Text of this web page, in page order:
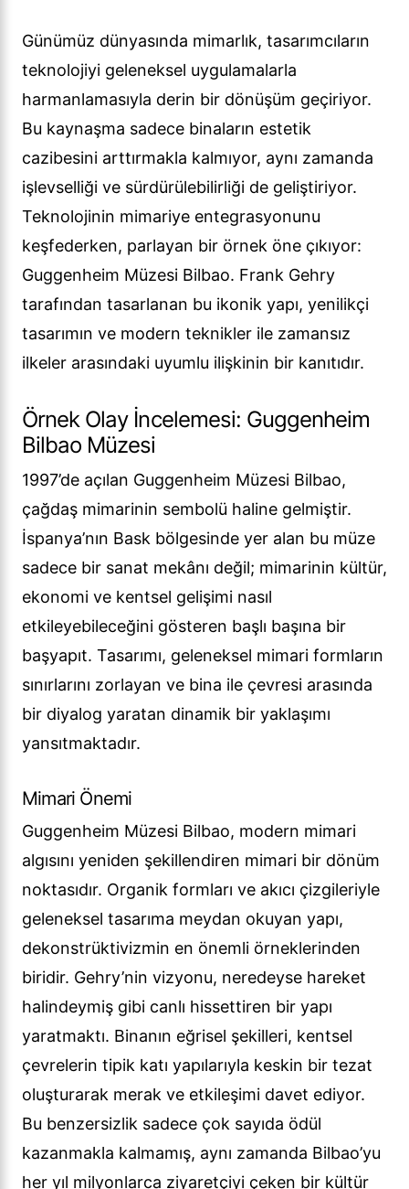
Günümüz dünyasında mimarlık, tasarımcıların
teknolojiyi geleneksel uygulamalarla
harmanlamasıyla derin bir dönüşüm geçiriyor.
Bu kaynaşma sadece binaların estetik
cazibesini arttırmakla kalmıyor, aynı zamanda
işlevselliği ve sürdürülebilirliği de geliştiriyor.
Teknolojinin mimariye entegrasyonunu
keşfederken, parlayan bir örnek öne çıkıyor:
Guggenheim Müzesi Bilbao. Frank Gehry
tarafından tasarlanan bu ikonik yapı, yenilikçi
tasarımın ve modern teknikler ile zamansız
ilkeler arasındaki uyumlu ilişkinin bir kanıtıdır.
Örnek Olay İncelemesi: Guggenheim
Bilbao Müzesi
1997’de açılan Guggenheim Müzesi Bilbao,
çağdaş mimarinin sembolü haline gelmiştir.
İspanya’nın Bask bölgesinde yer alan bu müze
sadece bir sanat mekânı değil; mimarinin kültür,
ekonomi ve kentsel gelişimi nasıl
etkileyebileceğini gösteren başlı başına bir
başyapıt. Tasarımı, geleneksel mimari formların
sınırlarını zorlayan ve bina ile çevresi arasında
bir diyalog yaratan dinamik bir yaklaşımı
yansıtmaktadır.
Mimari Önemi
Guggenheim Müzesi Bilbao, modern mimari
algısını yeniden şekillendiren mimari bir dönüm
noktasıdır. Organik formları ve akıcı çizgileriyle
geleneksel tasarıma meydan okuyan yapı,
dekonstrüktivizmin en önemli örneklerinden
biridir. Gehry’nin vizyonu, neredeyse hareket
halindeymiş gibi canlı hissettiren bir yapı
yaratmaktı. Binanın eğrisel şekilleri, kentsel
çevrelerin tipik katı yapılarıyla keskin bir tezat
oluşturarak merak ve etkileşimi davet ediyor.
Bu benzersizlik sadece çok sayıda ödül
kazanmakla kalmamış, aynı zamanda Bilbao’yu
her yıl milyonlarca ziyaretçiyi çeken bir kültür